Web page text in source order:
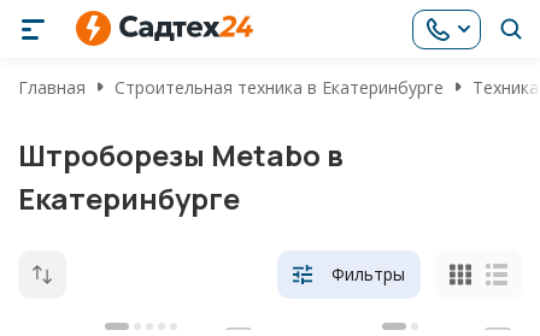
Главная Строительная техника в Екатеринбурге
Штроборезы Metabo в
Екатеринбурге
Фильтры